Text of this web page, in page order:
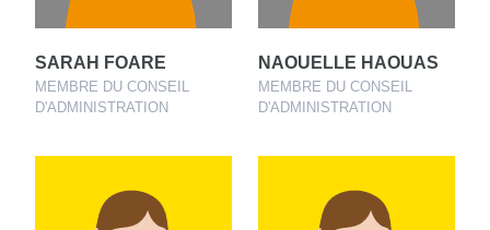
SARAH FOARE
MEMBRE DU CONSEIL
D'ADMINISTRATION
NAOUELLE HAOUAS
MEMBRE DU CONSEIL
D'ADMINISTRATION